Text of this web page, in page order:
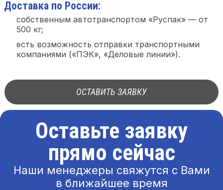
Доставка по России:
собственным автотранспортом «Руспак» — от
500 кг;
есть возможность отправки транспортными
компаниями («ПЭК», «Деловые линии»).
ОСТАВИТЬ ЗАЯВКУ
Оставьте заявку
прямо сейчас
Наши менеджеры свяжутся с Вами
в ближайшее время